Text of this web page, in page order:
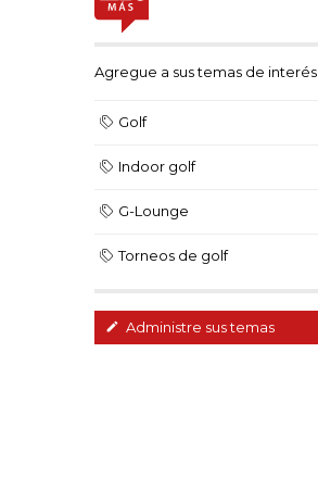
Agregue a sus temas de interés
Golf
Indoor golf
G-Lounge
Torneos de golf
Administre sus temas